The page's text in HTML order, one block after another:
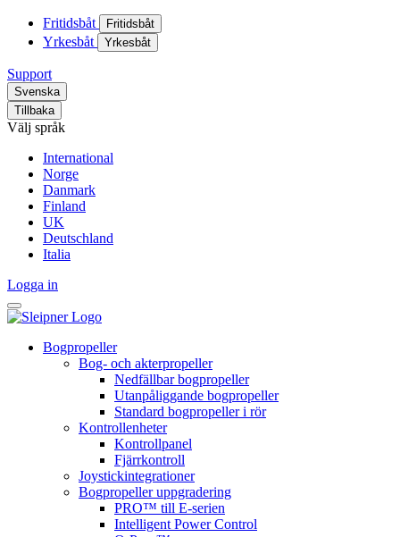
Fritidsbåt Fritidsbåt
Yrkesbåt Yrkesbåt
Support
Svenska
Tillbaka
Välj språk
International
Norge
Danmark
Finland
UK
Deutschland
Italia
Logga in
Bogpropeller
Bog- och akterpropeller
Nedfällbar bogpropeller
Utanpåliggande bogpropeller
Standard bogpropeller i rör
Kontrollenheter
Kontrollpanel
Fjärrkontroll
Joystickintegrationer
Bogpropeller uppgradering
PRO™ till E-serien
Intelligent Power Control